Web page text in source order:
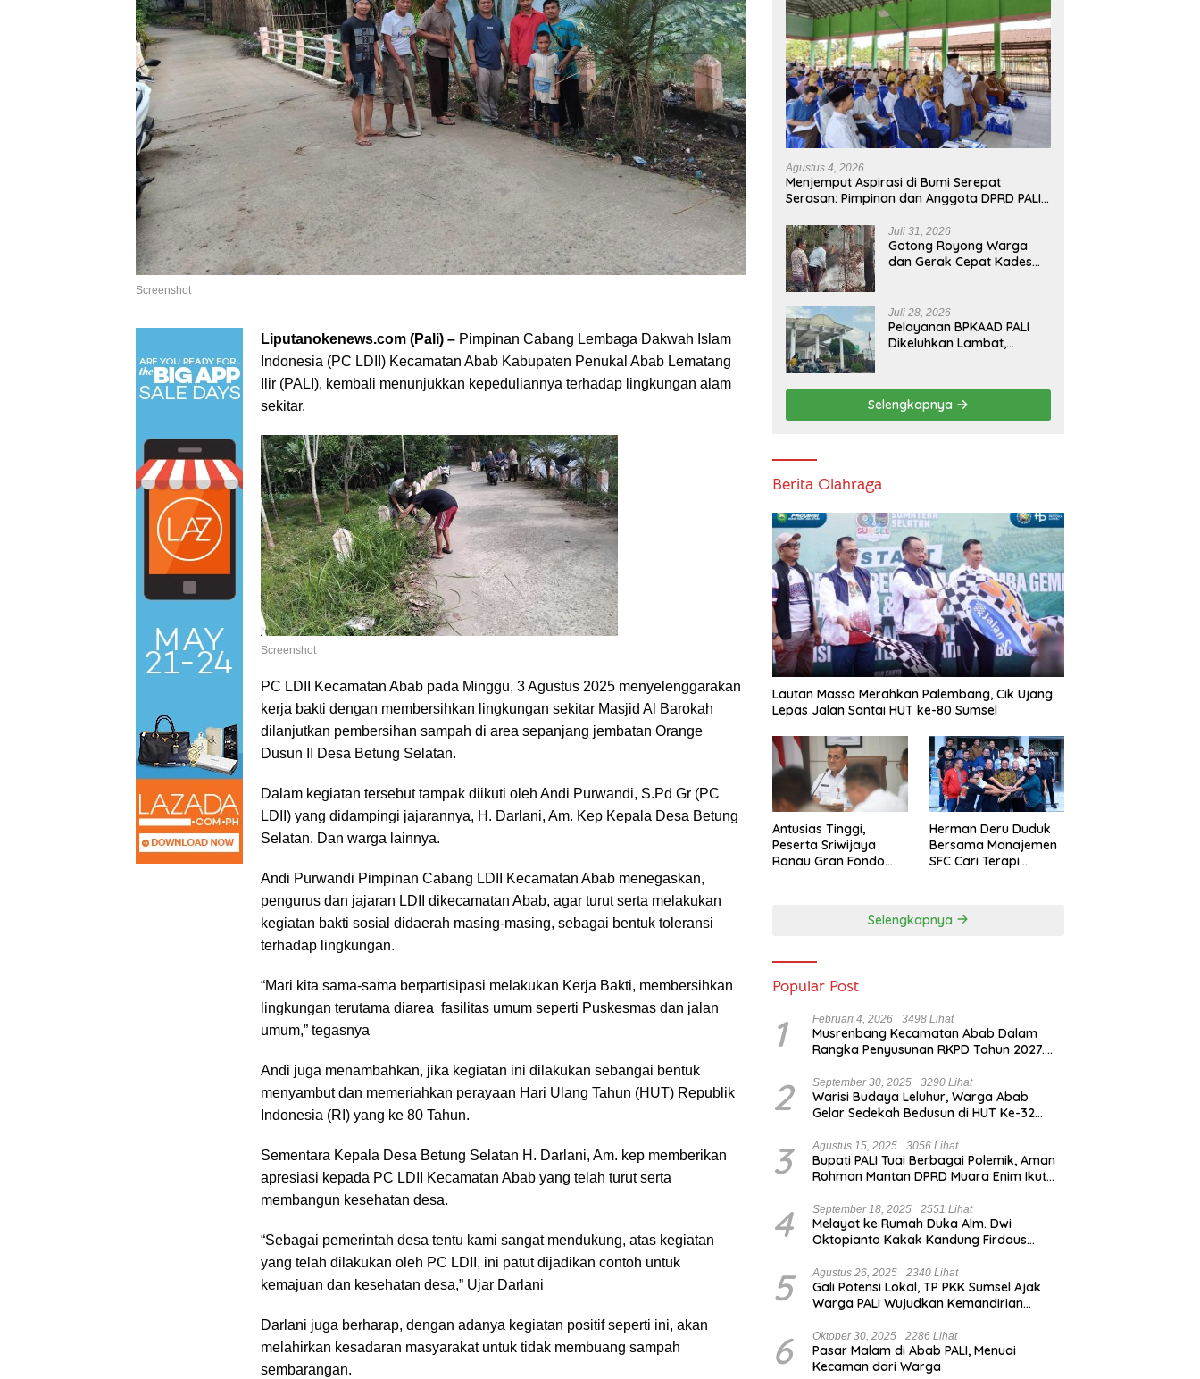
Screenshot
Liputanokenews.com (Pali) – Pimpinan Cabang Lembaga Dakwah Islam
Indonesia (PC LDII) Kecamatan Abab Kabupaten Penukal Abab Lematang
Ilir (PALI), kembali menunjukkan kepeduliannya terhadap lingkungan alam
sekitar.
Screenshot
PC LDII Kecamatan Abab pada Minggu, 3 Agustus 2025 menyelenggarakan
kerja bakti dengan membersihkan lingkungan sekitar Masjid Al Barokah
dilanjutkan pembersihan sampah di area sepanjang jembatan Orange
Dusun II Desa Betung Selatan.
Dalam kegiatan tersebut tampak diikuti oleh Andi Purwandi, S.Pd Gr (PC
LDII) yang didampingi jajarannya, H. Darlani, Am. Kep Kepala Desa Betung
Selatan. Dan warga lainnya.
Andi Purwandi Pimpinan Cabang LDII Kecamatan Abab menegaskan,
pengurus dan jajaran LDII dikecamatan Abab, agar turut serta melakukan
kegiatan bakti sosial didaerah masing-masing, sebagai bentuk toleransi
terhadap lingkungan.
“Mari kita sama-sama berpartisipasi melakukan Kerja Bakti, membersihkan
lingkungan terutama diarea fasilitas umum seperti Puskesmas dan jalan
umum,” tegasnya
Andi juga menambahkan, jika kegiatan ini dilakukan sebangai bentuk
menyambut dan memeriahkan perayaan Hari Ulang Tahun (HUT) Republik
Indonesia (RI) yang ke 80 Tahun.
Sementara Kepala Desa Betung Selatan H. Darlani, Am. kep memberikan
apresiasi kepada PC LDII Kecamatan Abab yang telah turut serta
membangun kesehatan desa.
“Sebagai pemerintah desa tentu kami sangat mendukung, atas kegiatan
yang telah dilakukan oleh PC LDII, ini patut dijadikan contoh untuk
kemajuan dan kesehatan desa,” Ujar Darlani
Darlani juga berharap, dengan adanya kegiatan positif seperti ini, akan
melahirkan kesadaran masyarakat untuk tidak membuang sampah
sembarangan.
Agustus 4, 2026
Menjemput Aspirasi di Bumi Serepat
Serasan: Pimpinan dan Anggota DPRD PALI
Abab Melalui Reses Ke-2 Tahun 2026
Juli 31, 2026
Gotong Royong Warga
dan Gerak Cepat Kades
Selatan
Juli 28, 2026
Pelayanan BPKAAD PALI
Dikeluhkan Lambat,
Selengkapnya
Berita Olahraga
Lautan Massa Merahkan Palembang, Cik Ujang
Lepas Jalan Santai HUT ke-80 Sumsel
Antusias Tinggi,
Peserta Sriwijaya
Ranau Gran Fondo
Herman Deru Duduk
Bersama Manajemen
SFC Cari Terapi
Selengkapnya
Popular Post
1 Februari 4, 2026 3498 Lihat
Musrenbang Kecamatan Abab Dalam
Rangka Penyusunan RKPD Tahun 2027.
Strategis
2 September 30, 2025 3290 Lihat
Warisi Budaya Leluhur, Warga Abab
Gelar Sedekah Bedusun di HUT Ke-32
3 Agustus 15, 2025 3056 Lihat
Bupati PALI Tuai Berbagai Polemik, Aman
Rohman Mantan DPRD Muara Enim Ikut
4 September 18, 2025 2551 Lihat
Melayat ke Rumah Duka Alm. Dwi
Oktopianto Kakak Kandung Firdaus
Turut Berduka Cita.
5 Agustus 26, 2025 2340 Lihat
Gali Potensi Lokal, TP PKK Sumsel Ajak
Warga PALI Wujudkan Kemandirian
6 Oktober 30, 2025 2286 Lihat
Pasar Malam di Abab PALI, Menuai
Kecaman dari Warga